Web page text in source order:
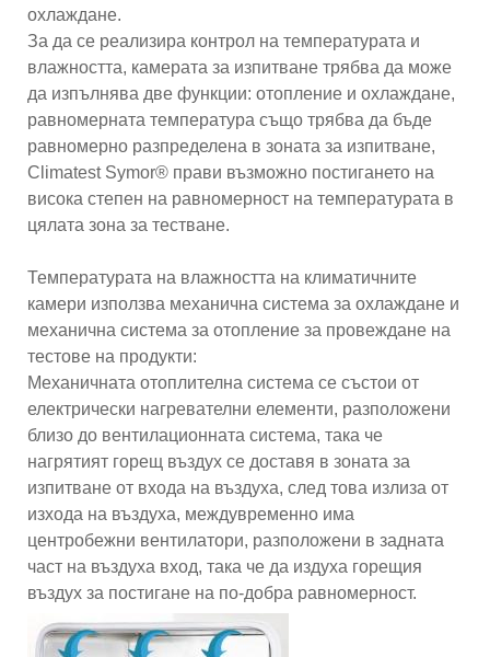
охлаждане.
За да се реализира контрол на температурата и
влажността, камерата за изпитване трябва да може
да изпълнява две функции: отопление и охлаждане,
равномерната температура също трябва да бъде
равномерно разпределена в зоната за изпитване,
Climatest Symor® прави възможно постигането на
висока степен на равномерност на температурата в
цялата зона за тестване.
Температурата на влажността на климатичните
камери използва механична система за охлаждане и
механична система за отопление за провеждане на
тестове на продукти:
Механичната отоплителна система се състои от
електрически нагревателни елементи, разположени
близо до вентилационната система, така че
нагрятият горещ въздух се доставя в зоната за
изпитване от входа на въздуха, след това излиза от
изхода на въздуха, междувременно има
центробежни вентилатори, разположени в задната
част на въздуха вход, така че да издуха горещия
въздух за постигане на по-добра равномерност.